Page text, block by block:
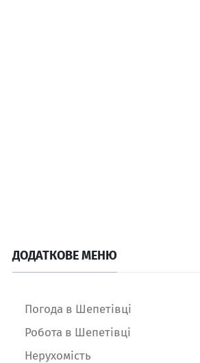
ДОДАТКОВЕ МЕНЮ
Погода в Шепетівці
Робота в Шепетівці
Нерухомість